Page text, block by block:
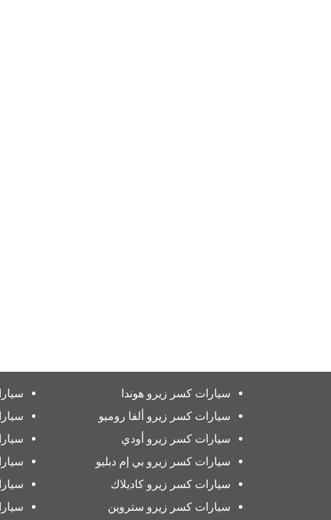
سيارات كسر زيرو هوندا
سيارات كسر زيرو ألفا روميو
سيارات كسر زيرو أودي
سيارات كسر زيرو بي إم دبليو
سيارات كسر زيرو كاديلاك
سيارات كسر زيرو ستروين